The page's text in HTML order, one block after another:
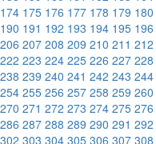
174 175 176 177 178 179 180
190 191 192 193 194 195 196
206 207 208 209 210 211 212
222 223 224 225 226 227 228
238 239 240 241 242 243 244
254 255 256 257 258 259 260
270 271 272 273 274 275 276
286 287 288 289 290 291 292
302 303 304 305 306 307 308